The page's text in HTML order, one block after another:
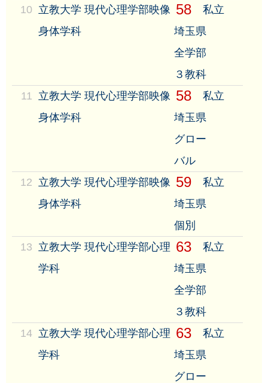
10 立教大学 現代心理学部映像
身体学科
58
私立
埼玉県
全学部
３教科
11
立教大学 現代心理学部映像
身体学科
58
私立
埼玉県
グロー
バル
12 立教大学 現代心理学部映像
身体学科
59
私立
埼玉県
個別
13 立教大学 現代心理学部心理
学科
63
私立
埼玉県
全学部
３教科
14 立教大学 現代心理学部心理
学科
63
私立
埼玉県
グロー